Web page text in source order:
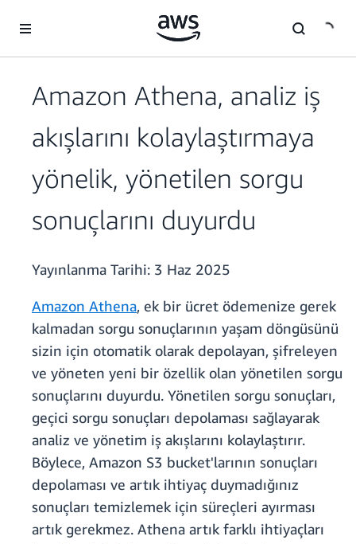
Amazon Athena, analiz iş
akışlarını kolaylaştırmaya
yönelik, yönetilen sorgu
sonuçlarını duyurdu
Yayınlanma Tarihi: 3 Haz 2025
Amazon Athena, ek bir ücret ödemenize gerek
kalmadan sorgu sonuçlarının yaşam döngüsünü
sizin için otomatik olarak depolayan, şifreleyen
ve yöneten yeni bir özellik olan yönetilen sorgu
sonuçlarını duyurdu. Yönetilen sorgu sonuçları,
geçici sorgu sonuçları depolaması sağlayarak
analiz ve yönetim iş akışlarını kolaylaştırır.
Böylece, Amazon S3 bucket'larının sonuçları
depolaması ve artık ihtiyaç duymadığınız
sonuçları temizlemek için süreçleri ayırması
artık gerekmez. Athena artık farklı ihtiyaçları